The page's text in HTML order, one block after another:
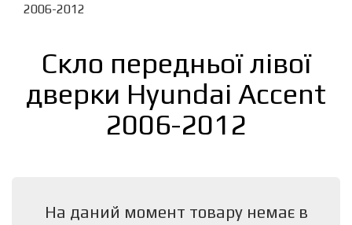
2006-2012
Скло передньої лівої
дверки Hyundai Accent
2006-2012
На даний момент товару немає в